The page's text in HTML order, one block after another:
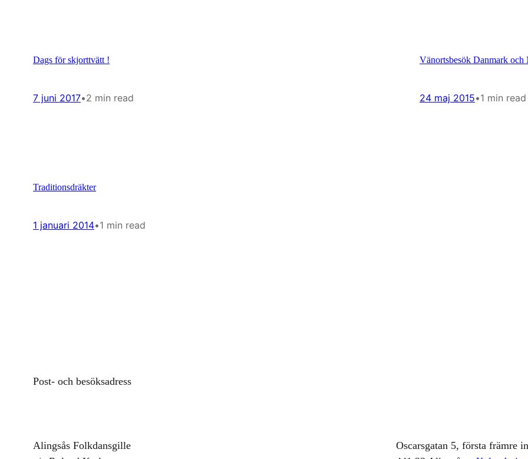
Dags för skjorttvätt !
7 juni 2017•2 min read
Vänortsbesök Danmark och
24 maj 2015•1 min read
Traditionsdräkter
1 januari 2014•1 min read
Post- och besöksadress
Alingsås Folkdansgille
Oscarsgatan 5, första främre